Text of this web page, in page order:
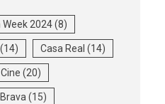
Week 2024(8)
(14) Casa Real (14)
Cine (20)
(15)